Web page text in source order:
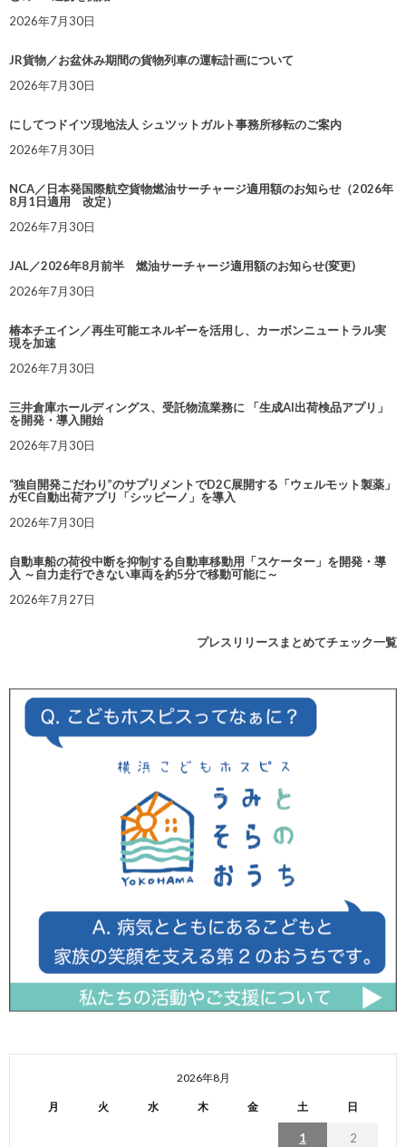
2026年7月30日
JR貨物／お盆休み期間の貨物列車の運転計画について
2026年7月30日
にしてつドイツ現地法人 シュツットガルト事務所移転のご案内
2026年7月30日
NCA／日本発国際航空貨物燃油サーチャージ適用額のお知らせ（2026年
8月1日適用 改定）
2026年7月30日
JAL／2026年8月前半 燃油サーチャージ適用額のお知らせ(変更)
2026年7月30日
椿本チエイン／再生可能エネルギーを活用し、カーボンニュートラル実
現を加速
2026年7月30日
三井倉庫ホールディングス、受託物流業務に 「生成AI出荷検品アプリ」
を開発・導入開始
2026年7月30日
“独自開発こだわり”のサプリメントでD2C展開する「ウェルモット製薬」
がEC自動出荷アプリ「シッピーノ」を導入
2026年7月30日
自動車船の荷役中断を抑制する自動車移動用「スケーター」を開発・導
入 ～自力走行できない車両を約5分で移動可能に～
2026年7月27日
プレスリリースまとめてチェック一覧
2026年8月
月 火 水 木 金 土 日
1 2